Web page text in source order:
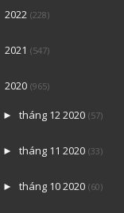
2022 (228)
2021 (547)
2020 (965)
► tháng 12 2020 (57)
► tháng 11 2020 (33)
► tháng 10 2020 (60)